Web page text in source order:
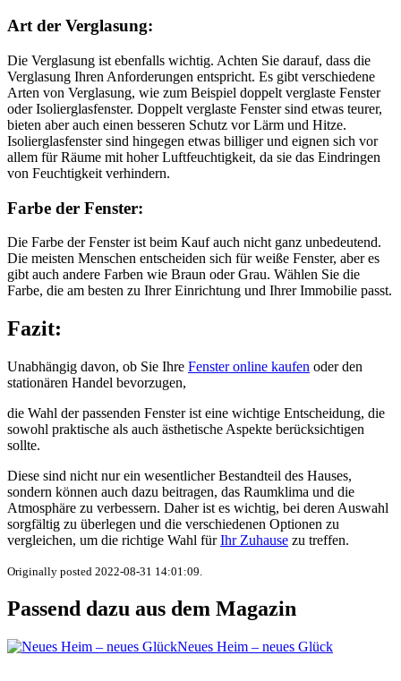
Art der Verglasung:
Die Verglasung ist ebenfalls wichtig. Achten Sie darauf, dass die
Verglasung Ihren Anforderungen entspricht. Es gibt verschiedene
Arten von Verglasung, wie zum Beispiel doppelt verglaste Fenster
oder Isolierglasfenster. Doppelt verglaste Fenster sind etwas teurer,
bieten aber auch einen besseren Schutz vor Lärm und Hitze.
Isolierglasfenster sind hingegen etwas billiger und eignen sich vor
allem für Räume mit hoher Luftfeuchtigkeit, da sie das Eindringen
von Feuchtigkeit verhindern.
Farbe der Fenster:
Die Farbe der Fenster ist beim Kauf auch nicht ganz unbedeutend.
Die meisten Menschen entscheiden sich für weiße Fenster, aber es
gibt auch andere Farben wie Braun oder Grau. Wählen Sie die
Farbe, die am besten zu Ihrer Einrichtung und Ihrer Immobilie passt.
Fazit:
Unabhängig davon, ob Sie Ihre Fenster online kaufen oder den
stationären Handel bevorzugen,
die Wahl der passenden Fenster ist eine wichtige Entscheidung, die
sowohl praktische als auch ästhetische Aspekte berücksichtigen
sollte.
Diese sind nicht nur ein wesentlicher Bestandteil des Hauses,
sondern können auch dazu beitragen, das Raumklima und die
Atmosphäre zu verbessern. Daher ist es wichtig, bei deren Auswahl
sorgfältig zu überlegen und die verschiedenen Optionen zu
vergleichen, um die richtige Wahl fürIhr Zuhause zu treffen.
Originally posted 2022-08-31 14:01:09.
Passend dazu aus dem Magazin
Neues Heim – neues Glück